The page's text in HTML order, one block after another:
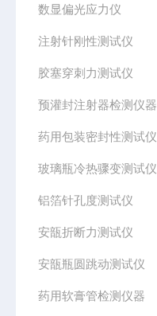
数显偏光应力仪
注射针刚性测试仪
胶塞穿刺力测试仪
预灌封注射器检测仪器
药用包装密封性测试仪
玻璃瓶冷热骤变测试仪
铝箔针孔度测试仪
安瓿折断力测试仪
安瓿瓶圆跳动测试仪
药用软膏管检测仪器